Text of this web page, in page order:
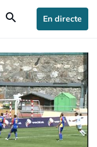
search En directe